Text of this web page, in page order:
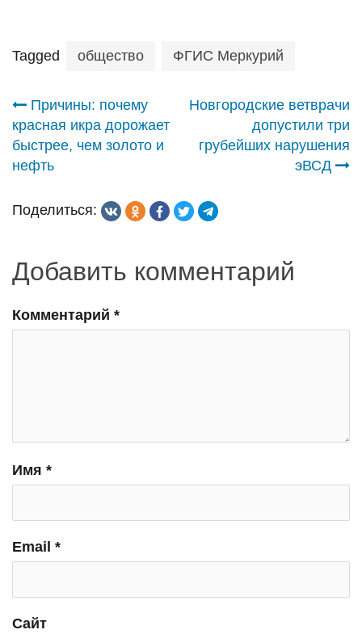
Tagged общество ФГИС Меркурий
Навигация
по
Причины: почему
красная икра дорожает
быстрее, чем золото и
нефть
Новгородские ветврачи
допустили три
грубейших нарушения
эВСД
Поделиться:
Добавить комментарий
Комментарий *
Имя *
Email *
Сайт